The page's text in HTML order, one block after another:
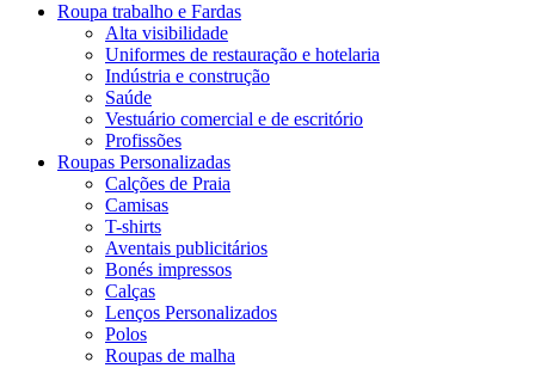
Roupa trabalho e Fardas
Alta visibilidade
Uniformes de restauração e hotelaria
Indústria e construção
Saúde
Vestuário comercial e de escritório
Profissões
Roupas Personalizadas
Calções de Praia
Camisas
T-shirts
Aventais publicitários
Bonés impressos
Calças
Lenços Personalizados
Polos
Roupas de malha